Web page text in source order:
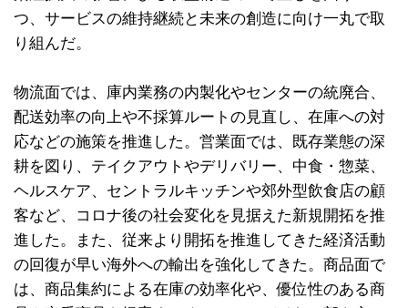
つ、サービスの維持継続と未来の創造に向け一丸で取
り組んだ。
物流面では、庫内業務の内製化やセンターの統廃合、
配送効率の向上や不採算ルートの見直し、在庫への対
応などの施策を推進した。営業面では、既存業態の深
耕を図り、テイクアウトやデリバリー、中食・惣菜、
ヘルスケア、セントラルキッチンや郊外型飲食店の顧
客など、コロナ後の社会変化を見据えた新規開拓を推
進した。また、従来より開拓を推進してきた経済活動
の回復が早い海外への輸出を強化してきた。商品面で
は、商品集約による在庫の効率化や、優位性のある商